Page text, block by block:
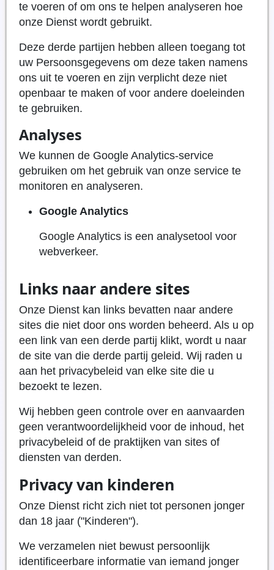
te voeren of om ons te helpen analyseren hoe
onze Dienst wordt gebruikt.
Deze derde partijen hebben alleen toegang tot
uw Persoonsgegevens om deze taken namens
ons uit te voeren en zijn verplicht deze niet
openbaar te maken of voor andere doeleinden
te gebruiken.
Analyses
We kunnen de Google Analytics-service
gebruiken om het gebruik van onze service te
monitoren en analyseren.
Google Analytics
Google Analytics is een analysetool voor
webverkeer.
Links naar andere sites
Onze Dienst kan links bevatten naar andere
sites die niet door ons worden beheerd. Als u op
een link van een derde partij klikt, wordt u naar
de site van die derde partij geleid. Wij raden u
aan het privacybeleid van elke site die u
bezoekt te lezen.
Wij hebben geen controle over en aanvaarden
geen verantwoordelijkheid voor de inhoud, het
privacybeleid of de praktijken van sites of
diensten van derden.
Privacy van kinderen
Onze Dienst richt zich niet tot personen jonger
dan 18 jaar ("Kinderen").
We verzamelen niet bewust persoonlijk
identificeerbare informatie van iemand jonger